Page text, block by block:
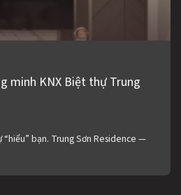
KNX Biệt thự Trung
“hiểu” bạn. Trung Sơn Residence —